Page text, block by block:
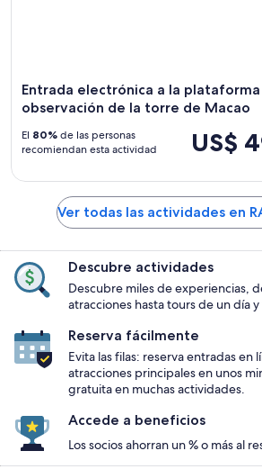
Entrada electrónica a la
observación de la torre de Macao
US$
El 80% de las personas
recomiendan esta actividad
Ver todas las actividades en
Descubre actividades
Descubre miles de experiencias,
atracciones hasta tours de un día
Reserva fácilmente
Evita las filas: reserva entradas en
atracciones principales en unos
gratuita en muchas actividades.
Accede a beneficios
Los socios ahorran un % o más al